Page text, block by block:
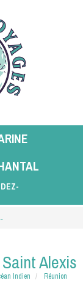
Alexis
Indien Réunion